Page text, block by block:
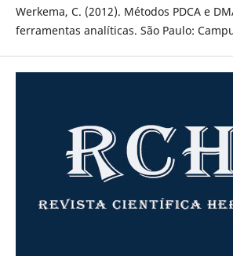
Werkema, C. (2012). Métodos PDCA e
ferramentas analíticas. São Paulo: